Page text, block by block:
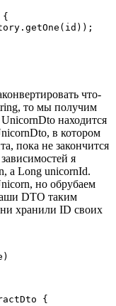
что-
то мы получим
находится
в котором
пока не закончится
я
а Long unicornId.
но обрубаем
DTO таким
хранили ID своих
{